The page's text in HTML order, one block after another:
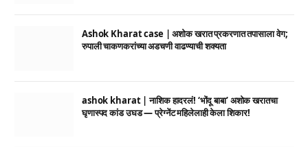
Ashok Kharat case | अशोक खरात प्रकरणात तपासाला वेग;
रुपाली चाकणकरांच्या अडचणी वाढण्याची शक्यता
ashok kharat | नाशिक हादरलं! ‘भोंदू बाबा’ अशोक खरातचा
घृणास्पद कांड उघड — प्रेग्नेंट महिलेलाही केला शिकार!